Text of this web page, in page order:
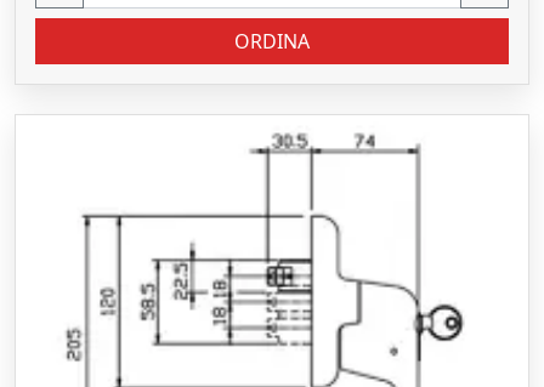
ORDINA